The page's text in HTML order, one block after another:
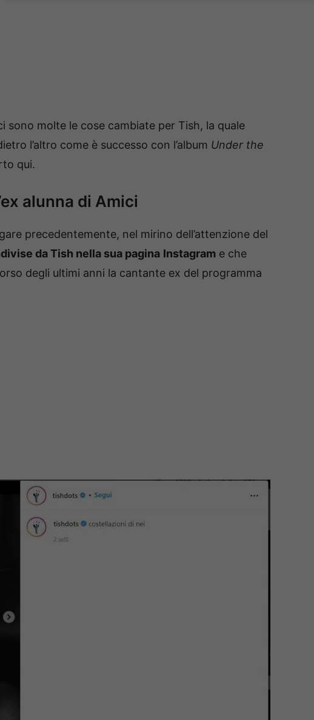
sono molte le cose cambiate per Tish, la quale
l’altro come è successo con l’album Under the
qui.
alunna di Amici
precedentemente, nel mirino dell’attenzione del
da Tish nella sua pagina Instagram e che
degli ultimi anni la cantante ex del programma